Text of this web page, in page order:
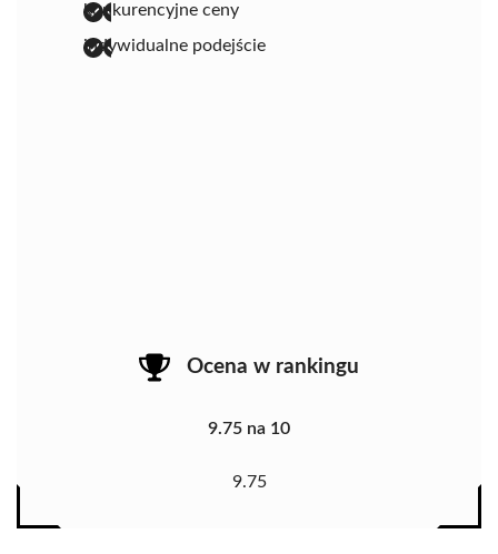
konkurencyjne ceny
indywidualne podejście
Ocena w rankingu
9.75 na 10
9.75